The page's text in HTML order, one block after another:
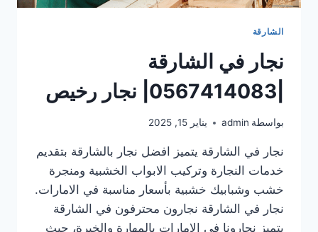
الشارقة
نجار في الشارقة
بواسطة admin يناير 15, 2025
نجار في الشارقة يتميز افضل نجار بالشارقة بتقديم
خدمات النجارة وتركيب الابواب الخشبية ومنجرة
خشب وشبابيك خشبية بأسعار مناسبة في الامارات.
نجار في الشارقة نجارون محترفون في الشارقة
يتميز نجارونا في الإمارات بالمهارة والخبرة، حيث